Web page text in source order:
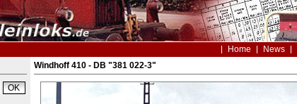
Home News
Windhoff 410 - DB "381 022-3"